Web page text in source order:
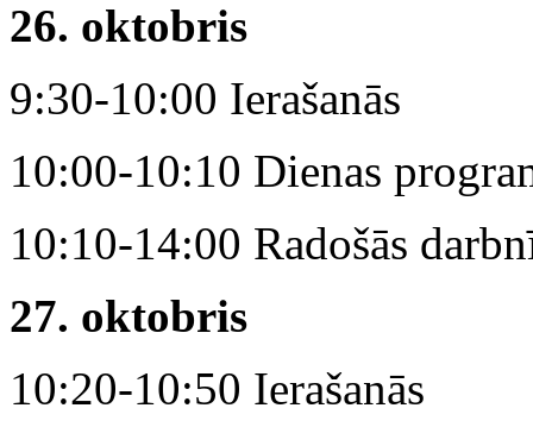
26. oktobris
9:30-10:00 Ierašanās
10:00-10:10 Dienas
10:10-14:00 Radošās
27. oktobris
10:20-10:50 Ierašanās